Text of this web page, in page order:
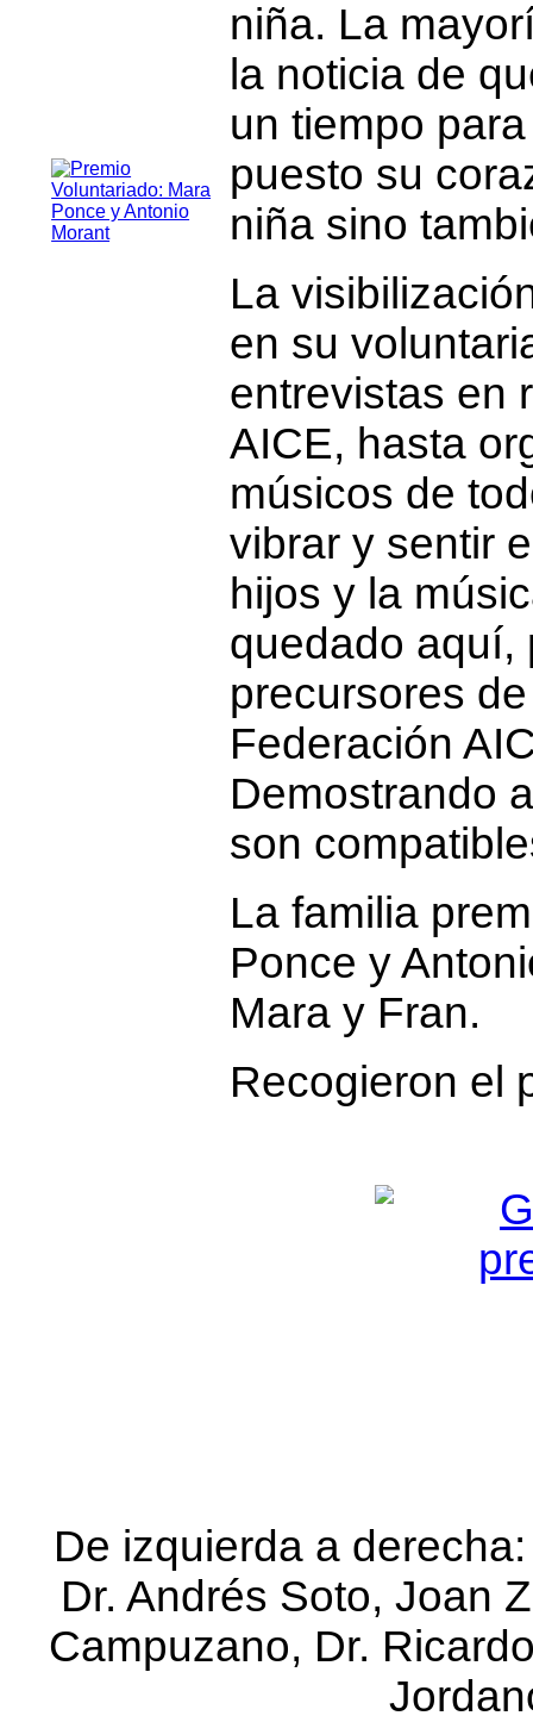
niña. La
la noticia de
un tiempo
puesto su
niña sino
La
en su
entrevistas en
AICE, hasta
músicos de
vibrar y sentir
hijos y la
quedado aquí,
precursores
Federación
Demostrando
son
La familia
Ponce y
Mara y Fran.
Recogieron el
De izquierda a
Dr. Andrés Soto, Joan
Campuzano, Dr.